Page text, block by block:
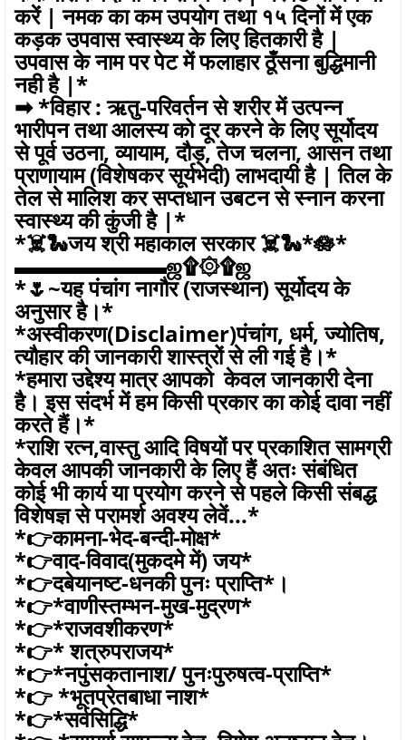
करें | नमक का कम उपयोग तथा १५ दिनों में एक
कड़क उपवास स्वास्थ्य के लिए हितकारी है |
उपवास के नाम पर पेट में फलाहार ठूँसना बुद्धिमानी
नही है |*
➡ *विहार : ऋतु-परिवर्तन से शरीर में उत्पन्न
भारीपन तथा आलस्य को दूर करने के लिए सूर्योदय
से पूर्व उठना, व्यायाम, दौड़, तेज चलना, आसन तथा
प्राणायाम (विशेषकर सूर्यभेदी) लाभदायी है | तिल के
तेल से मालिश कर सप्तधान उबटन से स्नान करना
स्वास्थ्य की कुंजी है |*
*☠️🐍जय श्री महाकाल सरकार ☠️🐍*🪷*
▬▬▬▬▬▬▬ஜ۩۞۩ஜ
*🌷~यह पंचांग नागौर (राजस्थान) सूर्योदय के
अनुसार है।*
*अस्वीकरण(Disclaimer)पंचांग, धर्म, ज्योतिष,
त्यौहार की जानकारी शास्त्रों से ली गई है।*
*हमारा उद्देश्य मात्र आपको केवल जानकारी देना
है। इस संदर्भ में हम किसी प्रकार का कोई दावा नहीं
करते हैं।*
*राशि रत्न,वास्तु आदि विषयों पर प्रकाशित सामग्री
केवल आपकी जानकारी के लिए हैं अतः संबंधित
कोई भी कार्य या प्रयोग करने से पहले किसी संबद्ध
विशेषज्ञ से परामर्श अवश्य लेवें...*
*👉कामना-भेद-बन्दी-मोक्ष*
*👉वाद-विवाद(मुकदमे में) जय*
*👉दबेयानष्ट-धनकी पुनः प्राप्ति*।
*👉*वाणीस्तम्भन-मुख-मुद्रण*
*👉*राजवशीकरण*
*👉* शत्रुपराजय*
*👉*नपुंसकतानाश/ पुनःपुरुषत्व-प्राप्ति*
*👉 *भूतप्रेतबाधा नाश*
*👉*सर्वसिद्धि*